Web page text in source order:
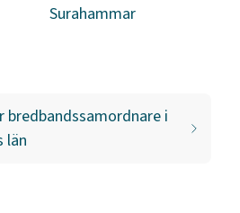
Surahammar
bredbandssamordnare i
län